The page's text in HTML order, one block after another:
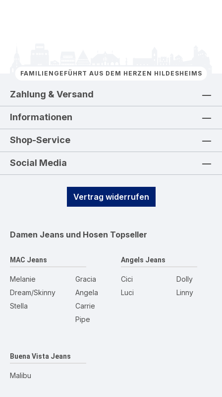
FAMILIENGEFÜHRT AUS DEM HERZEN HILDESHEIMS
Zahlung & Versand
Informationen
Shop-Service
Social Media
Vertrag widerrufen
Damen Jeans und Hosen Topseller
MAC Jeans
Melanie
Dream/Skinny
Stella
Gracia
Angela
Carrie
Pipe
Angels Jeans
Cici
Luci
Dolly
Linny
Buena Vista Jeans
Malibu